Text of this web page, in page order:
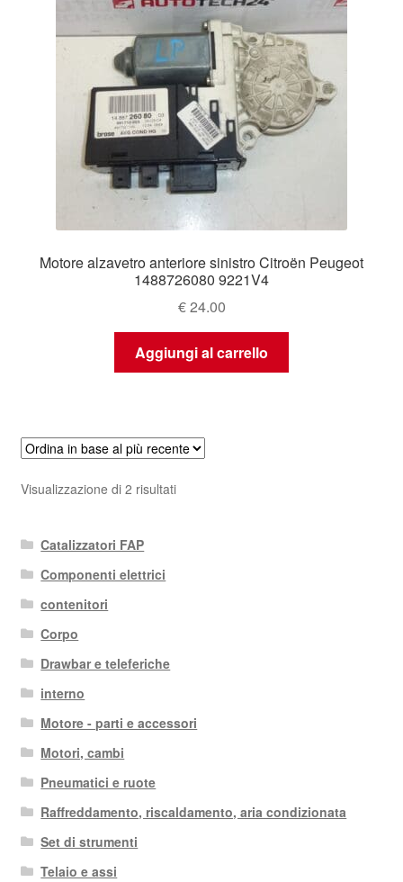
Motore alzavetro anteriore sinistro Citroën Peugeot
1488726080 9221V4
€24.00
Aggiungi al carrello
Visualizzazione di 2 risultatiOrdina
Catalizzatori FAP
Componenti elettrici
contenitori
Corpo
Drawbar e teleferiche
interno
Motore - parti e accessori
Motori, cambi
Pneumatici e ruote
Raffreddamento, riscaldamento, aria condizionata
Set di strumenti
Telaio e assi